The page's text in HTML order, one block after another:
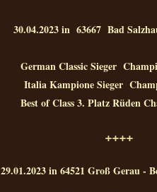
30.04.2023 in 63667 Bad
German Classic Sieger
Italia Kampione Sieger
Best of Class3. Platz Rüden
++++
29.01.2023 in 64521 Groß Gerau -